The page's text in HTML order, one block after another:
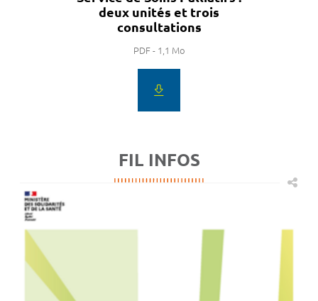
deux unités et trois
consultations
PDF - 1,1 Mo
FIL INFOS